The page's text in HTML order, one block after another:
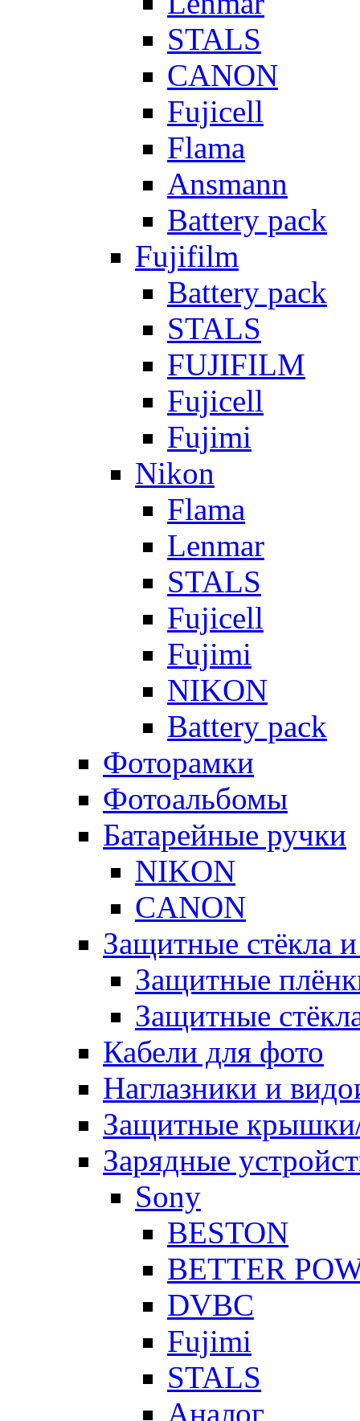
STALS
CANON
Fujicell
Flama
Ansmann
Battery pack
Fujifilm
Battery pack
STALS
FUJIFILM
Fujicell
Fujimi
Nikon
Flama
Lenmar
STALS
Fujicell
Fujimi
NIKON
Battery pack
Фоторамки
Фотоальбомы
Батарейные ручки
NIKON
CANON
Защитные стёкла
Защитные
Защитные
Кабели для фото
Наглазники и
Защитные
Зарядные
Sony
BESTON
BETTER
DVBC
Fujimi
STALS
Аналог